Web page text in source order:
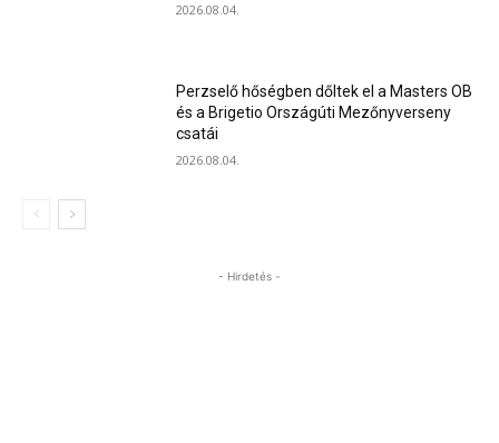
2026.08.04.
Perzselő hőségben dőltek el a Masters OB
és a Brigetio Országúti Mezőnyverseny
csatái
2026.08.04.
- Hirdetés -